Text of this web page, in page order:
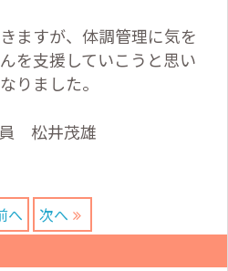
ますが、体調管理に気を
を支援していこうと思い
りました。
員 松井茂雄
へ 次へ